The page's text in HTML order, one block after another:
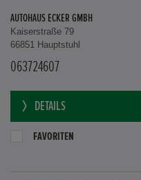
AUTOHAUS ECKER GMBH
Kaiserstraße 79
66851 Hauptstuhl
063724607
DETAILS
FAVORITEN